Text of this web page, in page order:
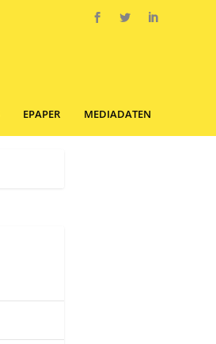
EPAPER MEDIADATEN